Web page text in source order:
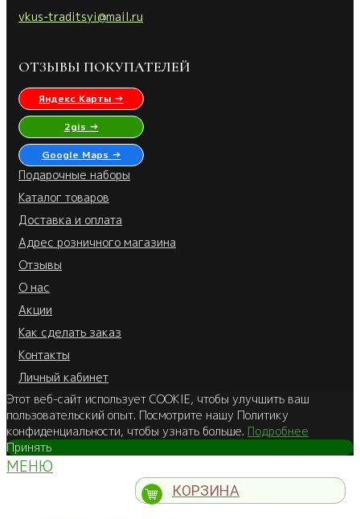
vkus-traditsyi@mail.ru
ОТЗЫВЫ ПОКУПАТЕЛЕЙ
Яндекс Карты →
2gis →
Google Maps →
Подарочные наборы
Каталог товаров
Доставка и оплата
Адрес розничного магазина
Отзывы
О нас
Акции
Как сделать заказ
Контакты
Личный кабинет
Этот веб-сайт использует COOKIE, чтобы улучшить ваш
пользовательский опыт. Посмотрите нашу Политику
конфиденциальности, чтобы узнать больше. Подробнее
Принять
МЕНЮ
КОРЗИНА